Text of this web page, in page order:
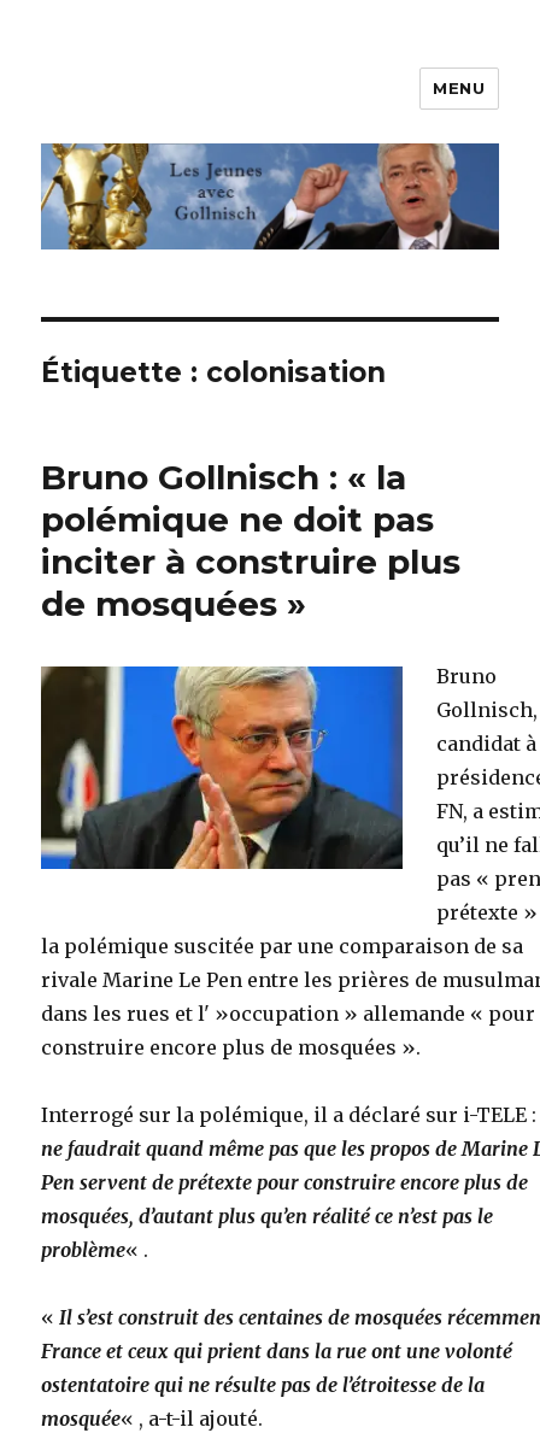
Les jeunes avec Gollnisch
MENU
Étiquette : colonisation
Bruno Gollnisch : « la
polémique ne doit pas
inciter à construire plus
de mosquées »
Bruno
Gollnisch,
candidat
FN, a
qu’il ne
pas «
prétexte »
la polémique suscitée par une comparaison de sa
rivale Marine Le Pen entre les prières de
dans les rues et l' »occupation » allemande « pour
construire encore plus de mosquées ».
Interrogé sur la polémique, il a déclaré sur i-TELE
ne faudrait quand même pas que les propos de Marine
Pen servent de prétexte pour construire encore plus de
mosquées, d’autant plus qu’en réalité ce n’est pas le
problème« .
«Il s’est construit des centaines de mosquées
France et ceux qui prient dans la rue ont une volonté
ostentatoire qui ne résulte pas de l’étroitesse de la
mosquée« , a-t-il ajouté.